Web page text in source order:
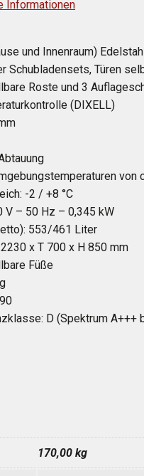
Informationen
und Innenraum)
Schubladensets, Türen
Roste und 3
(DIXELL)
von
-2 / +8 °C
V – 50 Hz – 0,345 kW
553/461 Liter
x T 700 x H 850 mm
Füße
D (Spektrum A+++
170,00 kg